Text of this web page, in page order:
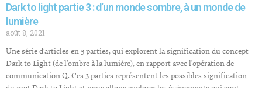
Dark to light partie 3 : d’un monde sombre, à un monde de
lumière
août 8, 2021
Une série d’articles en 3 parties, qui explorent la signification du concept
Dark to Light (de l’ombre à la lumière), en rapport avec l’opération de
communication Q. Ces 3 parties représentent les possibles signification